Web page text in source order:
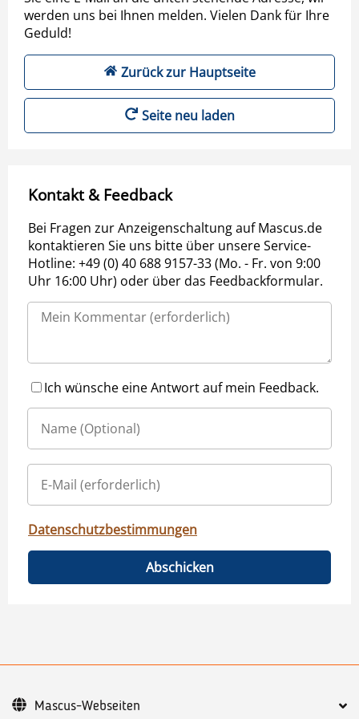
werden uns bei Ihnen melden. Vielen Dank für Ihre
Geduld!
Zurück zur Hauptseite
Seite neu laden
Kontakt & Feedback
Bei Fragen zur Anzeigenschaltung auf Mascus.de
kontaktieren Sie uns bitte über unsere Service-
Hotline: +49 (0) 40 688 9157-33 (Mo. - Fr. von 9:00
Uhr 16:00 Uhr) oder über das Feedbackformular.
Ich wünsche eine Antwort auf mein Feedback.
Datenschutzbestimmungen
Abschicken
Mascus-Webseiten